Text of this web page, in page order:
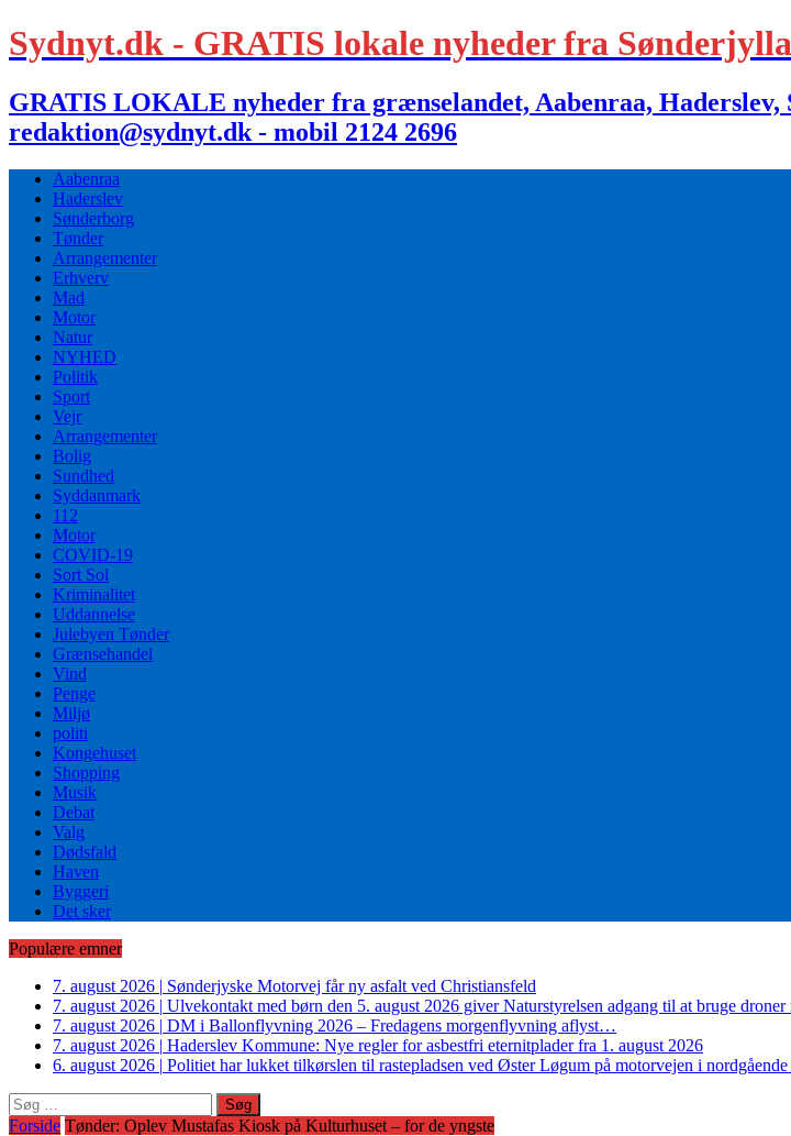
Sydnyt.dk - GRATIS lokale nyheder fra
GRATIS LOKALE nyheder fra grænselandet, Aabenraa, Haderslev,
redaktion@sydnyt.dk - mobil 2124 2696
Aabenraa
Haderslev
Sønderborg
Tønder
Arrangementer
Erhverv
Mad
Motor
Natur
NYHED
Politik
Sport
Vejr
Arrangementer
Bolig
Sundhed
Syddanmark
112
Motor
COVID-19
Sort Sol
Kriminalitet
Uddannelse
Julebyen Tønder
Grænsehandel
Vind
Penge
Miljø
politi
Kongehuset
Shopping
Musik
Debat
Valg
Dødsfald
Haven
Byggeri
Det sker
Populære emner
7. august 2026 | Sønderjyske Motorvej får ny asfalt ved Christiansfeld
7. august 2026 | Ulvekontakt med børn den 5. august 2026 giver Naturstyrelsen adgang til at bruge droner
7. august 2026 | DM i Ballonflyvning 2026 – Fredagens morgenflyvning aflyst…
7. august 2026 | Haderslev Kommune: Nye regler for asbestfri eternitplader fra 1. august 2026
6. august 2026 | Politiet har lukket tilkørslen til rastepladsen ved Øster Løgum på motorvejen i nordgående
Søg
efter:
Forside Tønder: Oplev Mustafas Kiosk på Kulturhuset – for de yngste